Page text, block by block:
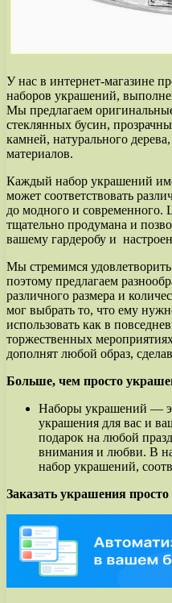
У нас в интернет-магазине
наборов украшений,
Мы предлагаем
стеклянных бусин,
камней, натурального
материалов.
Каждый набор украшений
может соответствовать
до модного и современного.
тщательно продумана и
вашему гардеробу и
Мы стремимся
поэтому предлагаем
различного размера и
мог выбрать то, что ему
использовать как в
торжественных
дополнят любой образ,
Больше, чем просто
Наборы украшений —
украшения для вас и
подарок на любой
внимания и любви. В
набор украшений,
Заказать украшения просто